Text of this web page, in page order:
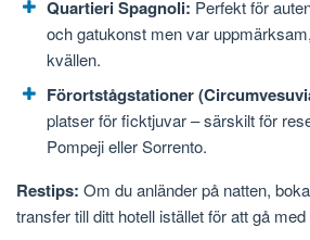
Quartieri Spagnoli: Perfekt för
och gatukonst men var
kvällen.
Förortstågstationer
platser för ficktjuvar – särskilt för
Pompeji eller Sorrento.
Restips: Om du anländer på natten,
transfer till ditt hotell istället för att gå med